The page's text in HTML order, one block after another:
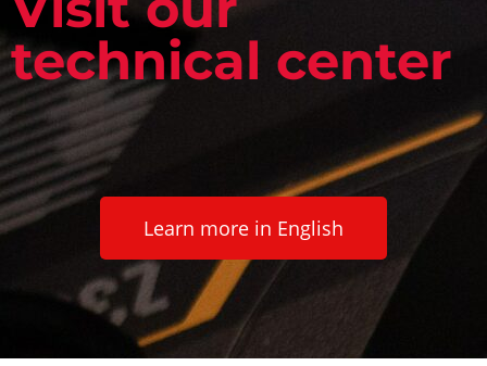
technical center
Learn more in English